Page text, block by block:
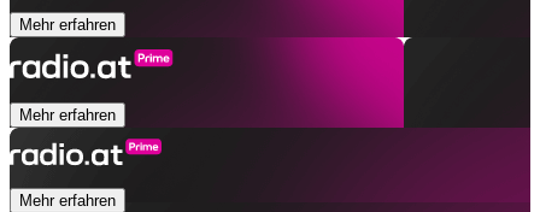
Mehr erfahren
Mehr erfahren
Mehr erfahren